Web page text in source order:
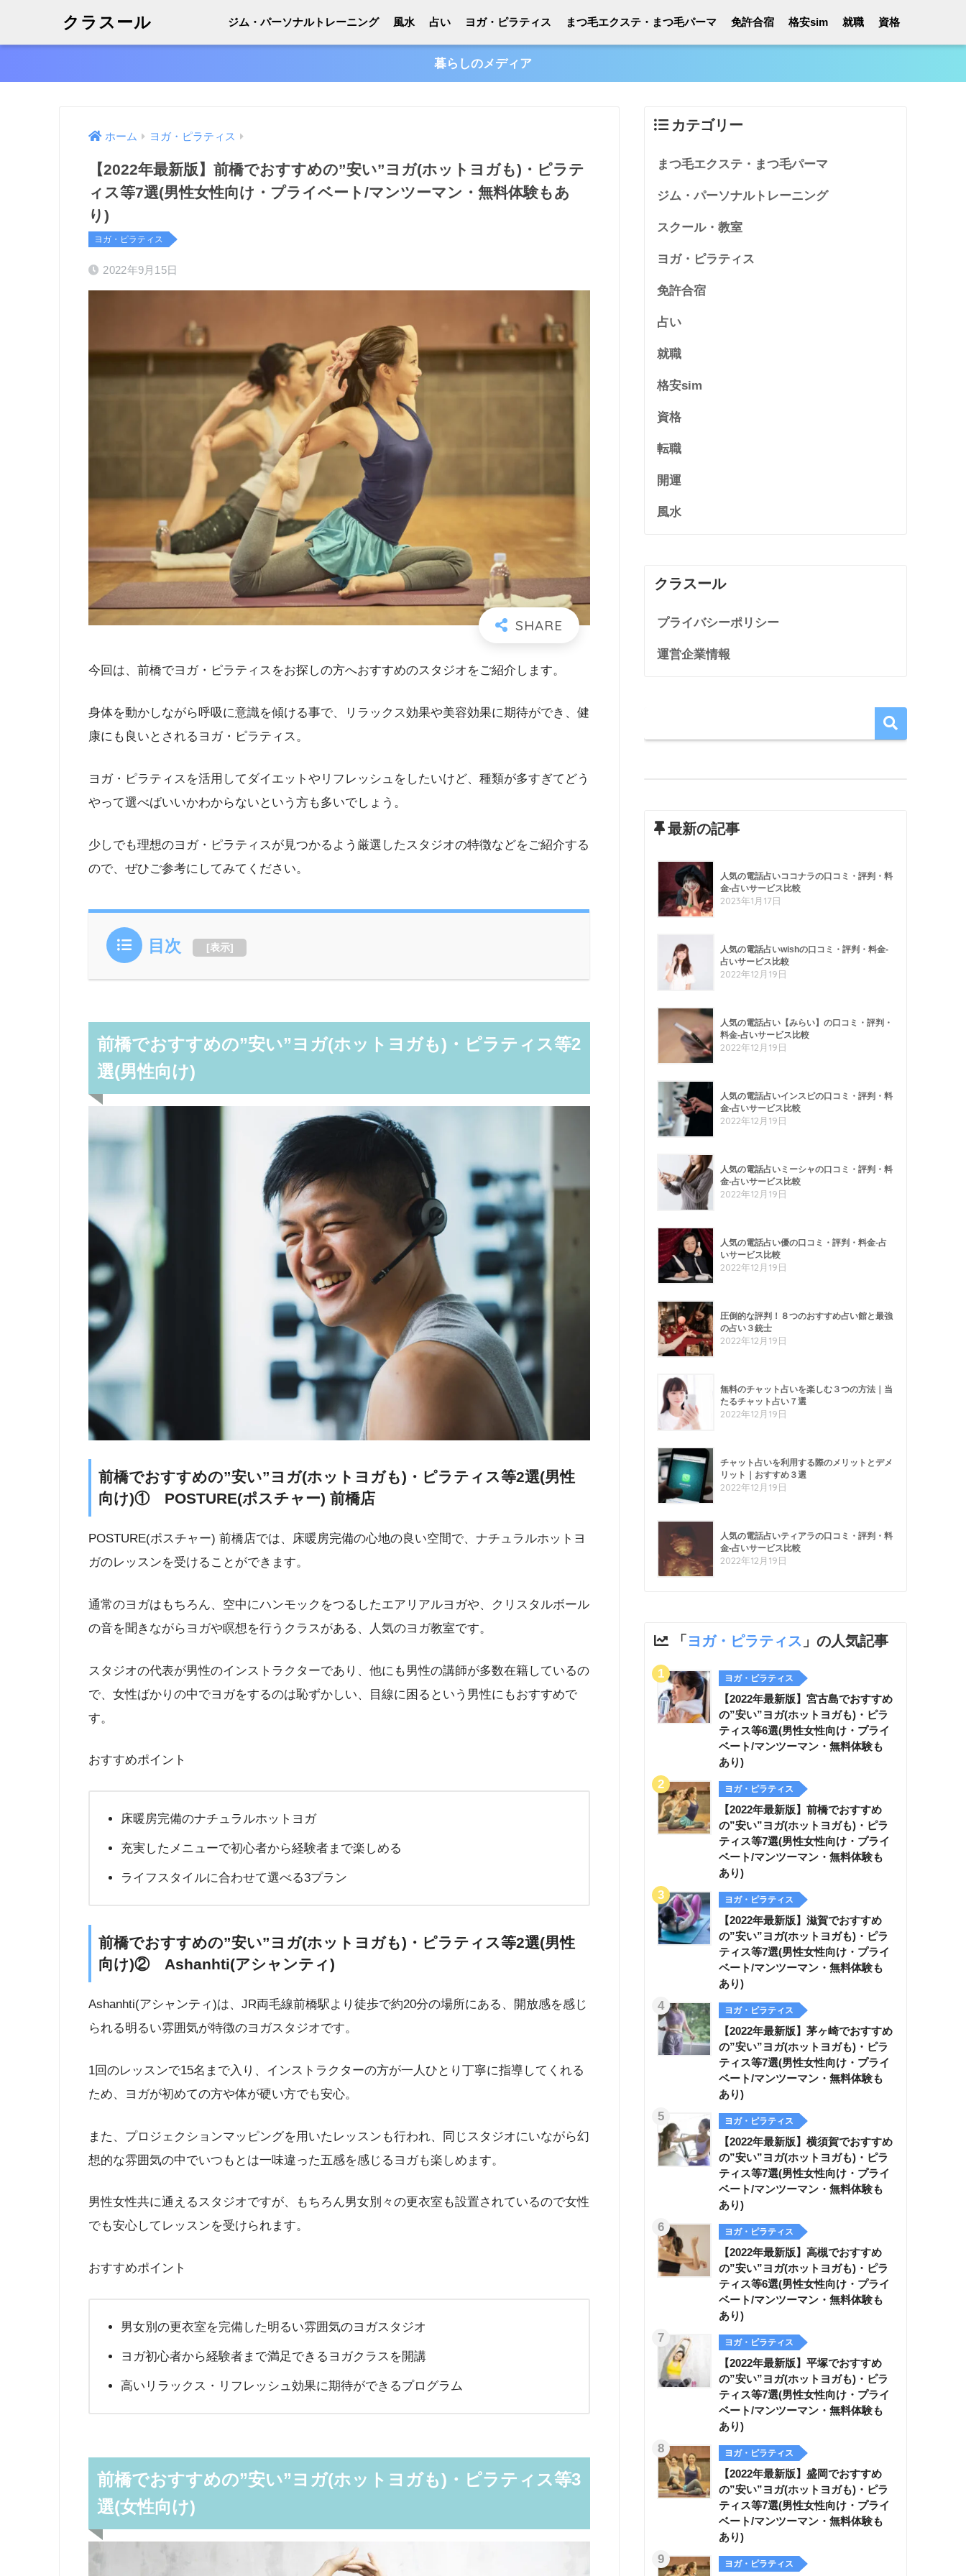
クラスール ジム・パーソナルトレーニング 風水 占い ヨガ・ピラティス まつ毛エクステ・まつ毛パーマ 免許合宿 格安sim 就職 資格
暮らしのメディア
ホーム ヨガ・ピラティス
【2022年最新版】前橋でおすすめの”安い”ヨガ(ホットヨガも)・ピラテ
ィス等7選(男性女性向け・プライベート/マンツーマン・無料体験もあ
り)
ヨガ・ピラティス
2022年9月15日
今回は、前橋でヨガ・ピラティスをお探しの方へおすすめのスタジオをご紹介します。
身体を動かしながら呼吸に意識を傾ける事で、リラックス効果や美容効果に期待ができ、健
康にも良いとされるヨガ・ピラティス。
ヨガ・ピラティスを活用してダイエットやリフレッシュをしたいけど、種類が多すぎてどう
やって選べばいいかわからないという方も多いでしょう。
少しでも理想のヨガ・ピラティスが見つかるよう厳選したスタジオの特徴などをご紹介する
ので、ぜひご参考にしてみてください。
目次 [表示]
前橋でおすすめの”安い”ヨガ(ホットヨガも)・ピラティス等2
選(男性向け)
前橋でおすすめの”安い”ヨガ(ホットヨガも)・ピラティス等2選(男性
向け)① POSTURE(ポスチャー) 前橋店
POSTURE(ポスチャー) 前橋店では、床暖房完備の心地の良い空間で、ナチュラルホットヨ
ガのレッスンを受けることができます。
通常のヨガはもちろん、空中にハンモックをつるしたエアリアルヨガや、クリスタルボール
の音を聞きながらヨガや瞑想を行うクラスがある、人気のヨガ教室です。
スタジオの代表が男性のインストラクターであり、他にも男性の講師が多数在籍しているの
で、女性ばかりの中でヨガをするのは恥ずかしい、目線に困るという男性にもおすすめで
す。
おすすめポイント
床暖房完備のナチュラルホットヨガ
充実したメニューで初心者から経験者まで楽しめる
ライフスタイルに合わせて選べる3プラン
前橋でおすすめの”安い”ヨガ(ホットヨガも)・ピラティス等2選(男性
向け)② Ashanhti(アシャンティ)
Ashanhti(アシャンティ)は、JR両毛線前橋駅より徒歩で約20分の場所にある、開放感を感じ
られる明るい雰囲気が特徴のヨガスタジオです。
1回のレッスンで15名まで入り、インストラクターの方が一人ひとり丁寧に指導してくれる
ため、ヨガが初めての方や体が硬い方でも安心。
また、プロジェクションマッピングを用いたレッスンも行われ、同じスタジオにいながら幻
想的な雰囲気の中でいつもとは一味違った五感を感じるヨガも楽しめます。
男性女性共に通えるスタジオですが、もちろん男女別々の更衣室も設置されているので女性
でも安心してレッスンを受けられます。
おすすめポイント
男女別の更衣室を完備した明るい雰囲気のヨガスタジオ
ヨガ初心者から経験者まで満足できるヨガクラスを開講
高いリラックス・リフレッシュ効果に期待ができるプログラム
前橋でおすすめの”安い”ヨガ(ホットヨガも)・ピラティス等3
選(女性向け)
カテゴリー
まつ毛エクステ・まつ毛パーマ
ジム・パーソナルトレーニング
スクール・教室
ヨガ・ピラティス
免許合宿
占い
就職
格安sim
資格
転職
開運
風水
クラスール
プライバシーポリシー
運営企業情報
最新の記事
人気の電話占いココナラの口コミ・評判・料
金-占いサービス比較
2023年1月17日
人気の電話占いwishの口コミ・評判・料金-
占いサービス比較
2022年12月19日
人気の電話占い【みらい】の口コミ・評判・
料金-占いサービス比較
2022年12月19日
人気の電話占いインスピの口コミ・評判・料
金-占いサービス比較
2022年12月19日
人気の電話占いミーシャの口コミ・評判・料
金-占いサービス比較
2022年12月19日
人気の電話占い優の口コミ・評判・料金-占
いサービス比較
2022年12月19日
圧倒的な評判！８つのおすすめ占い館と最強
の占い３銃士
2022年12月19日
無料のチャット占いを楽しむ３つの方法｜当
たるチャット占い７選
2022年12月19日
チャット占いを利用する際のメリットとデメ
リット｜おすすめ３選
2022年12月19日
人気の電話占いティアラの口コミ・評判・料
金-占いサービス比較
2022年12月19日
「ヨガ・ピラティス 」の人気記事
ヨガ・ピラティス
【2022年最新版】宮古島でおすすめ
の”安い”ヨガ(ホットヨガも)・ピラ
ティス等6選(男性女性向け・プライ
ベート/マンツーマン・無料体験も
あり)
ヨガ・ピラティス
【2022年最新版】前橋でおすすめ
の”安い”ヨガ(ホットヨガも)・ピラ
ティス等7選(男性女性向け・プライ
ベート/マンツーマン・無料体験も
あり)
ヨガ・ピラティス
【2022年最新版】滋賀でおすすめ
の”安い”ヨガ(ホットヨガも)・ピラ
ティス等7選(男性女性向け・プライ
ベート/マンツーマン・無料体験も
あり)
ヨガ・ピラティス
【2022年最新版】茅ヶ崎でおすすめ
の”安い”ヨガ(ホットヨガも)・ピラ
ティス等7選(男性女性向け・プライ
ベート/マンツーマン・無料体験も
あり)
ヨガ・ピラティス
【2022年最新版】横須賀でおすすめ
の”安い”ヨガ(ホットヨガも)・ピラ
ティス等7選(男性女性向け・プライ
ベート/マンツーマン・無料体験も
あり)
ヨガ・ピラティス
【2022年最新版】高槻でおすすめ
の”安い”ヨガ(ホットヨガも)・ピラ
ティス等6選(男性女性向け・プライ
ベート/マンツーマン・無料体験も
あり)
ヨガ・ピラティス
【2022年最新版】平塚でおすすめ
の”安い”ヨガ(ホットヨガも)・ピラ
ティス等7選(男性女性向け・プライ
ベート/マンツーマン・無料体験も
あり)
ヨガ・ピラティス
【2022年最新版】盛岡でおすすめ
の”安い”ヨガ(ホットヨガも)・ピラ
ティス等7選(男性女性向け・プライ
ベート/マンツーマン・無料体験も
あり)
ヨガ・ピラティス